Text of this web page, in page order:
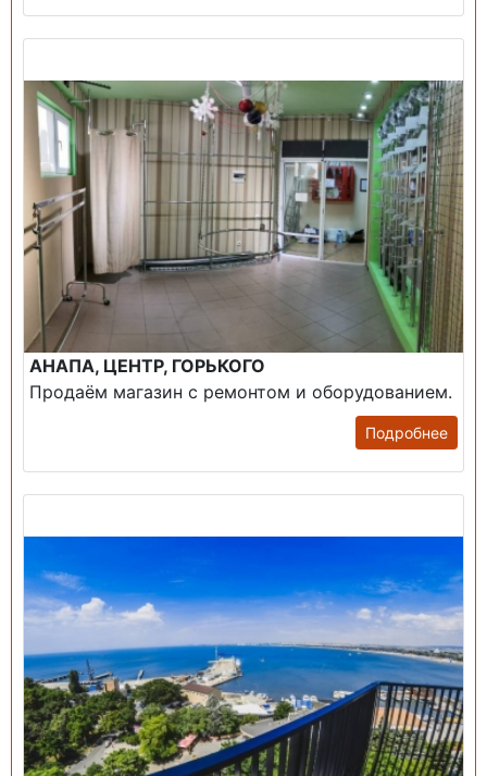
АНАПА, ЦЕНТР, ГОРЬКОГО
Продаём магазин с ремонтом и оборудованием.
Подробнее